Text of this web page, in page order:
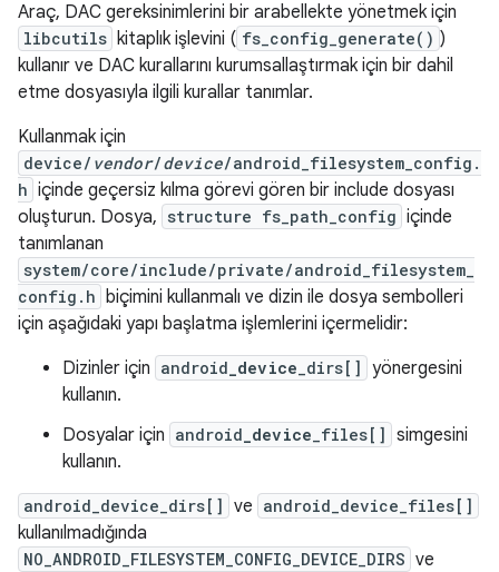
Araç, DAC gereksinimlerini bir arabellekte yönetmek için
libcutils kitaplık işlevini ( fs_config_generate() )
kullanır ve DAC kurallarını kurumsallaştırmak için bir dahil
etme dosyasıyla ilgili kurallar tanımlar.
Kullanmak için
device/ vendor/device/android_filesystem_config.
h içinde geçersiz kılma görevi gören bir include dosyası
oluşturun. Dosya, structure fs_path_config içinde
tanımlanan
system/core/include/private/android_filesystem_
config.h biçimini kullanmalı ve dizin ile dosya sembolleri
için aşağıdaki yapı başlatma işlemlerini içermelidir:
Dizinler için android _device _dirs[] yönergesini
kullanın.
Dosyalar için android _device _files[] simgesini
kullanın.
android_device_dirs[] ve android_device_files[]
kullanılmadığında
NO_ANDROID_FILESYSTEM_CONFIG_DEVICE_DIRS ve